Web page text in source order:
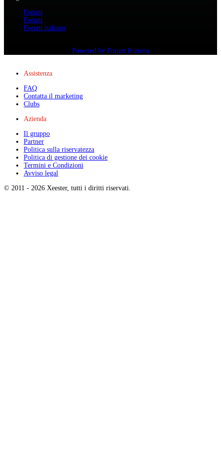
Forum
Forum
Forum italiano
Powered by Forum Kunena
Assistenza
FAQ
Contatta il marketing
Clubs
Azienda
Il gruppo
Partner
Politica sulla riservatezza
Politica di gestione dei cookie
Termini e Condizioni
Avviso legal
© 2011 - 2026 Xeester, tutti i diritti riservati.